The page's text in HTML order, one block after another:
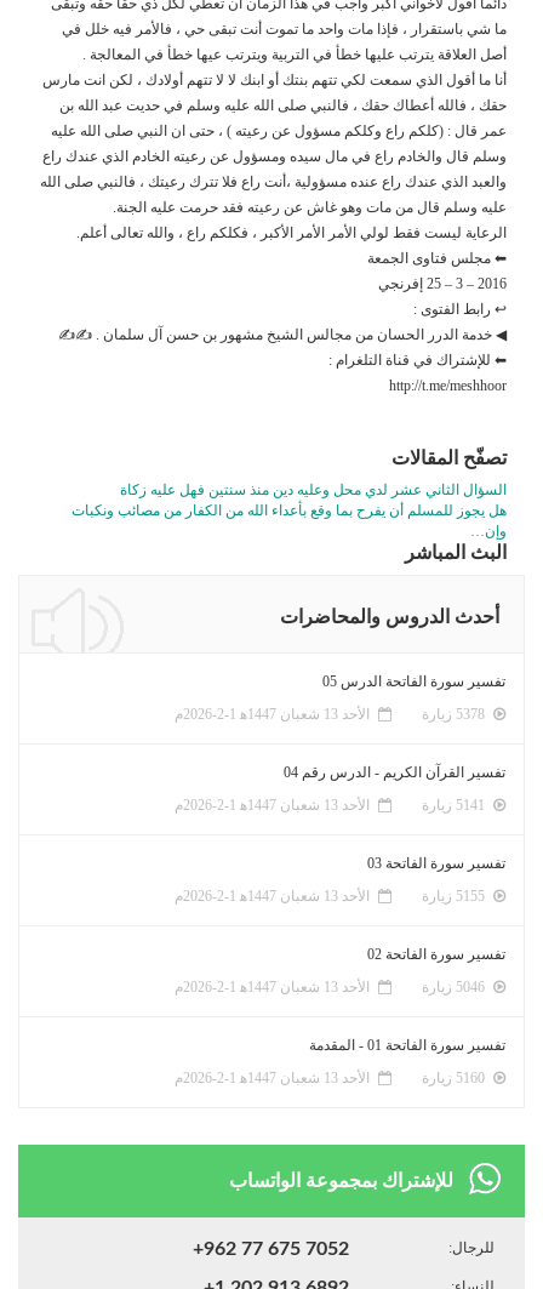
ما شي باستقرار ، فإذا مات واحد ما تموت أنت تبقى حي ، فالأمر فيه خلل في
أصل العلاقة يترتب عليها خطأ في التربية ويترتب عيها خطأ في المعالجة .
أنا ما أقول الذي سمعت لكي تتهم بنتك أو ابنك لا لا تتهم أولادك ، لكن انت مارس
حقك ، فالله أعطاك حقك ، فالنبي صلى الله عليه وسلم في حديت عبد الله بن
عمر قال : (كلكم راع وكلكم مسؤول عن رعيته ) ، حتى ان النبي صلى الله عليه
وسلم قال والخادم راع في مال سيده ومسؤول عن رعيته الخادم الذي عندك راع
والعبد الذي عندك راع عنده مسؤولية ،أنت راع فلا تترك رعيتك ، فالنبي صلى الله
عليه وسلم قال من مات وهو غاش عن رعيته فقد حرمت عليه الجنة.
الرعاية ليست فقط لولي الأمر الأمر الأكبر ، فكلكم راع ، والله تعالى أعلم.
⬅ مجلس فتاوى الجمعة
2016 – 3 – 25 إفرنجي
↩ رابط الفتوى :
◀ خدمة الدرر الحسان من مجالس الشيخ مشهور بن حسن آل سلمان . ✍✍
⬅ للإشتراك في قناة التلغرام :
http://t.me/meshhoor
تصفّح المقالات
السؤال الثاني عشر لدي محل وعليه دين منذ سنتين فهل عليه زكاة
هل يجوز للمسلم أن يفرح بما وقع بأعداء الله من الكفار من مصائب ونكبات
وإن…
البث المباشر
أحدث الدروس والمحاضرات
تفسير سورة الفاتحة الدرس 05
الأحد 13 شعبان 1447ﻫ 1-2-2026م
تفسير القرآن الكريم - الدرس رقم 04
الأحد 13 شعبان 1447ﻫ 1-2-2026م
تفسير سورة الفاتحة 03
الأحد 13 شعبان 1447ﻫ 1-2-2026م
تفسير سورة الفاتحة 02
الأحد 13 شعبان 1447ﻫ 1-2-2026م
تفسير سورة الفاتحة 01 - المقدمة
الأحد 13 شعبان 1447ﻫ 1-2-2026م
للإشتراك بمجموعة الواتساب
للرجال: +962 77 675 7052